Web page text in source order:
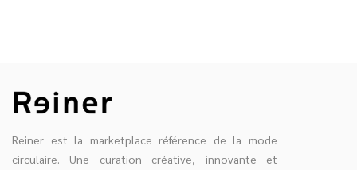
Reiner est la marketplace référence de la mode
circulaire. Une curation créative, innovante et